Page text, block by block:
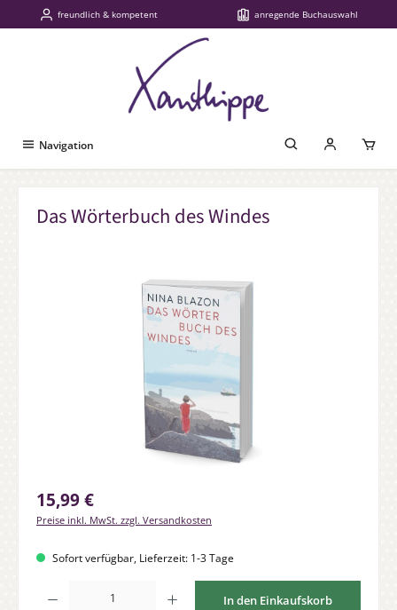
Zum Hauptinhalt springen
freundlich & kompetent anregende Buchauswahl
Navigation
Das Wörterbuch des Windes
Bildergalerie überspringen
Regulärer Preis:
15,99 €
Preise inkl. MwSt. zzgl. Versandkosten
Sofort verfügbar, Lieferzeit: 1-3 Tage
In den Einkaufskorb